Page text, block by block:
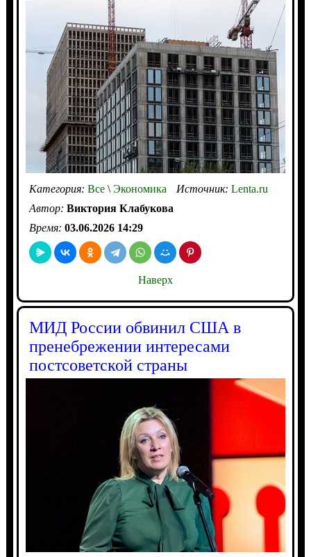
Категория: Все\Экономика Источник: Lenta.ru
Автор: Виктория Клабукова
Время: 03.06.2026 14:29
Наверх
МИД России обвинил США в
пренебрежении интересами
постсоветской страны